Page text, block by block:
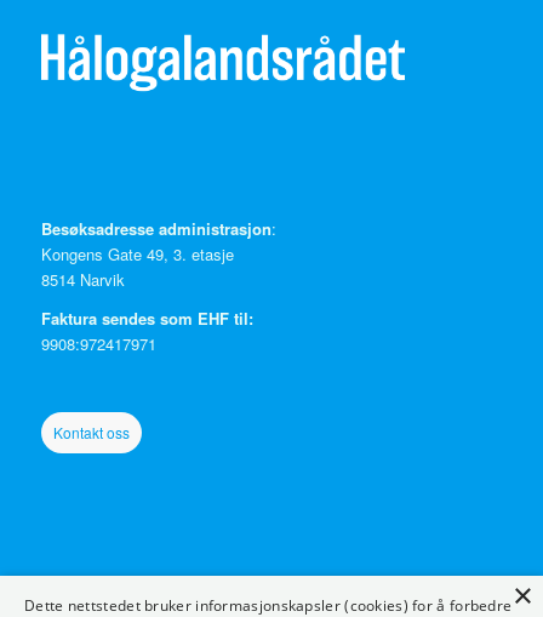
Besøksadresse administrasjon:
Kongens Gate 49, 3. etasje
8514 Narvik
Faktura sendes som EHF til:
9908:972417971
Kontakt oss
×
Dette nettstedet bruker informasjonskapsler (cookies) for å forbedre